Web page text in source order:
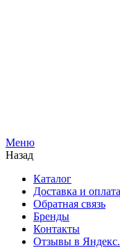
Меню
Назад
Каталог
Доставка и оплата
Обратная связь
Бренды
Контакты
Отзывы в